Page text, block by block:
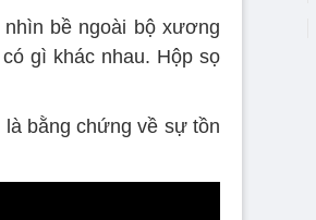
bề ngoài bộ xương
gì khác nhau. Hộp sọ
bằng chứng về sự tồn